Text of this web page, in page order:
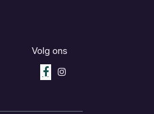
Volg ons